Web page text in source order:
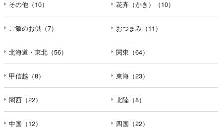
その他（10） 花卉（かき）（10）
ご飯のお供（7） おつまみ（11）
北海道・東北（56） 関東（64）
甲信越（8） 東海（23）
関西（22） 北陸（8）
中国（12） 四国（22）